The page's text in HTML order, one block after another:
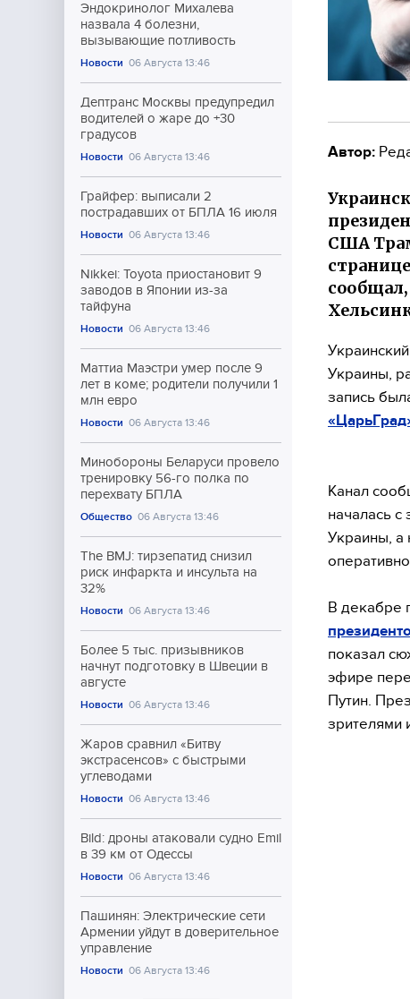
Эндокринолог Михалева
назвала 4 болезни,
вызывающие потливость
Новости 06 Августа 13:46
Дептранс Москвы предупредил
водителей о жаре до +30
градусов
Новости 06 Августа 13:46
Грайфер: выписали 2
пострадавших от БПЛА 16 июля
Новости 06 Августа 13:46
Nikkei: Toyota приостановит 9
заводов в Японии из-за
тайфуна
Новости 06 Августа 13:46
Маттиа Маэстри умер после 9
лет в коме; родители получили 1
млн евро
Новости 06 Августа 13:46
Минобороны Беларуси провело
тренировку 56-го полка по
перехвату БПЛА
Общество 06 Августа 13:46
The BMJ: тирзепатид снизил
риск инфаркта и инсульта на
32%
Новости 06 Августа 13:46
Более 5 тыс. призывников
начнут подготовку в Швеции в
августе
Новости 06 Августа 13:46
Жаров сравнил «Битву
экстрасенсов» с быстрыми
углеводами
Новости 06 Августа 13:46
Bild: дроны атаковали судно Emil
в 39 км от Одессы
Новости 06 Августа 13:46
Пашинян: Электрические сети
Армении уйдут в доверительное
управление
Новости 06 Августа 13:46
Автор:
США
Украины,
запись
Канал
началась
Украины, а
В декабре
показал
эфире
Путин.
зрителями